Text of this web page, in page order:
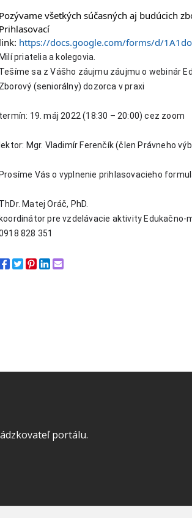
Pozývame všetkých súčasných aj budúcich
Prihlasovací
link: https://docs.google.com/forms/d/
Milí priatelia a kolegovia.
Tešíme sa z Vášho záujmu záujmu o webinár
Zborový (seniorálny) dozorca v praxi
termín: 19. máj 2022 (18:30 – 20:00) cez zoom
lektor: Mgr. Vladimír Ferenčík (člen Právneho
Prosíme Vás o vyplnenie prihlasovacieho
ThDr. Matej Oráč, PhD.
koordinátor pre vzdelávacie aktivity Edukačno-
828 351
portálu.